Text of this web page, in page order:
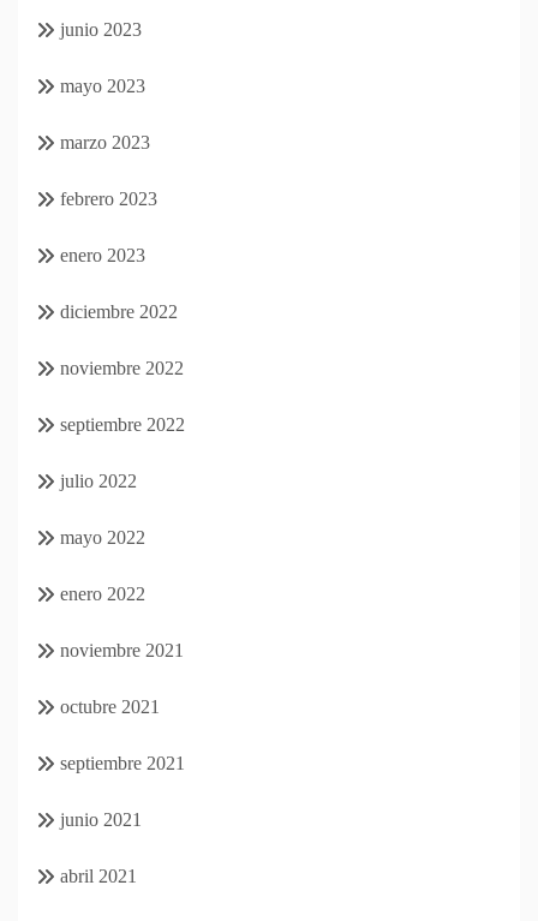
junio 2023
mayo 2023
marzo 2023
febrero 2023
enero 2023
diciembre 2022
noviembre 2022
septiembre 2022
julio 2022
mayo 2022
enero 2022
noviembre 2021
octubre 2021
septiembre 2021
junio 2021
abril 2021